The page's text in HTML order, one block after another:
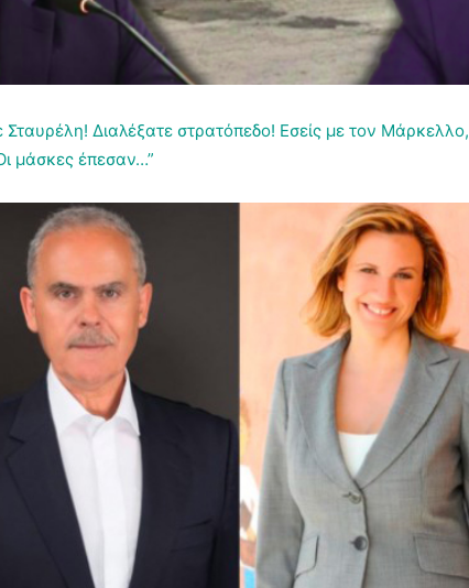
Διαλέξατε στρατόπεδο! Εσείς με τον Μάρκελλο,
μάσκες έπεσαν…”